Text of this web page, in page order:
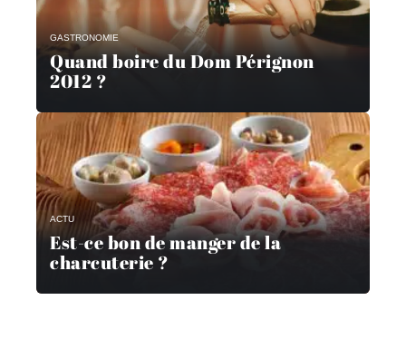
GASTRONOMIE
Quand boire du Dom Pérignon
2012 ?
ACTU
Est-ce bon de manger de la
charcuterie ?